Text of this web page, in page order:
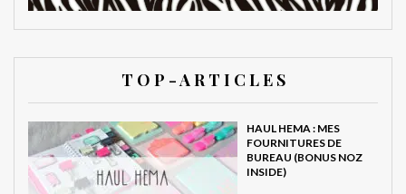
T O P - A R T I C L E S
HAUL HEMA : MES
FOURNITURES DE
BUREAU (BONUS NOZ
INSIDE)